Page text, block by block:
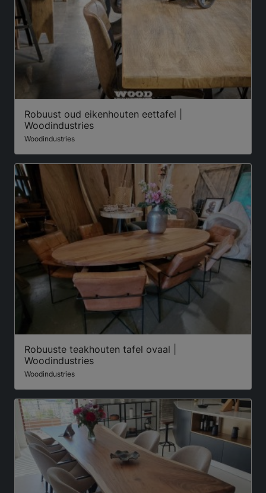
Robuust oud eikenhouten eettafel |
Woodindustries
Woodindustries
Robuuste teakhouten tafel ovaal |
Woodindustries
Woodindustries